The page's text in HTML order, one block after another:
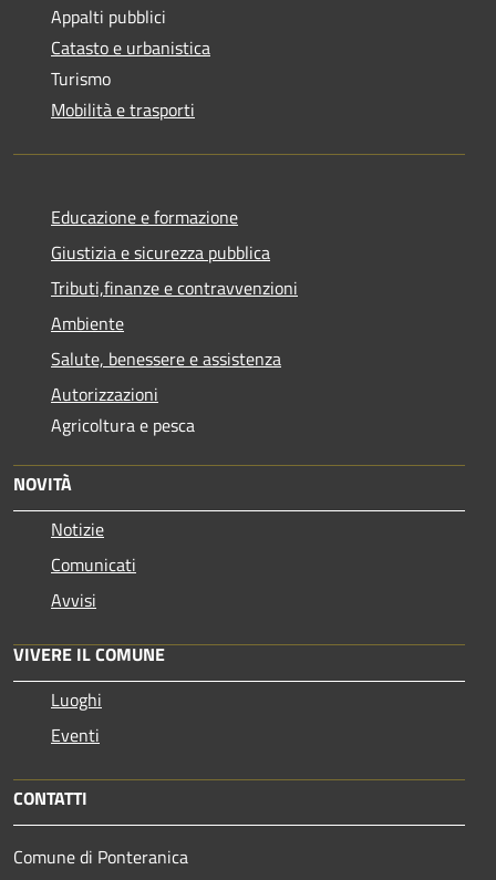
Appalti pubblici
Catasto e urbanistica
Turismo
Mobilità e trasporti
Educazione e formazione
Giustizia e sicurezza pubblica
Tributi,finanze e contravvenzioni
Ambiente
Salute, benessere e assistenza
Autorizzazioni
Agricoltura e pesca
NOVITÀ
Notizie
Comunicati
Avvisi
VIVERE IL COMUNE
Luoghi
Eventi
CONTATTI
Comune di Ponteranica